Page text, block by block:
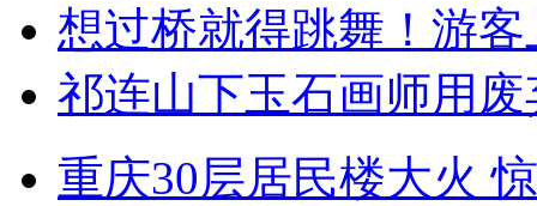
想过桥就得跳舞！游客
祁连山下玉石画师用
重庆30层居民楼大火